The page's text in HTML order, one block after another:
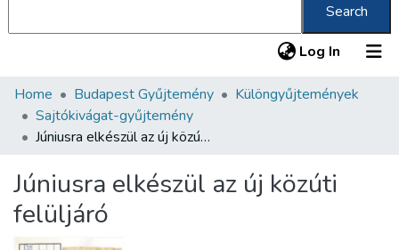
Search
Log In (current)
Communities & Collections
All of DSpace
About us
Home Budapest Gyűjtemény
Különgyűjtemények
Sajtókivágat-gyűjtemény
Júniusra elkészül az új közúti felüljáró
Júniusra elkészül az új közúti
felüljáró